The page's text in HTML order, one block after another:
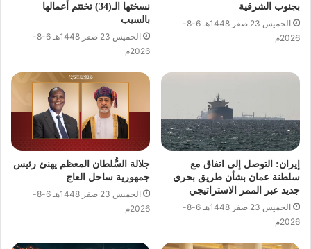
بجنوب الشرقية
الخميس 23 صفر 1448هـ 6-8-
2026م
نسختها الـ(34) تختتم أعمالها
بالسيب
الخميس 23 صفر 1448هـ 6-8-
2026م
إيران: التوصل إلى اتفاق مع
سلطنة عمان بشأن طريق بحري
جديد عبر الممر الاستراتيجي
الخميس 23 صفر 1448هـ 6-8-
2026م
جلالة السُّلطان المعظم يهنئ رئيس
جمهورية ساحل العاج
الخميس 23 صفر 1448هـ 6-8-
2026م